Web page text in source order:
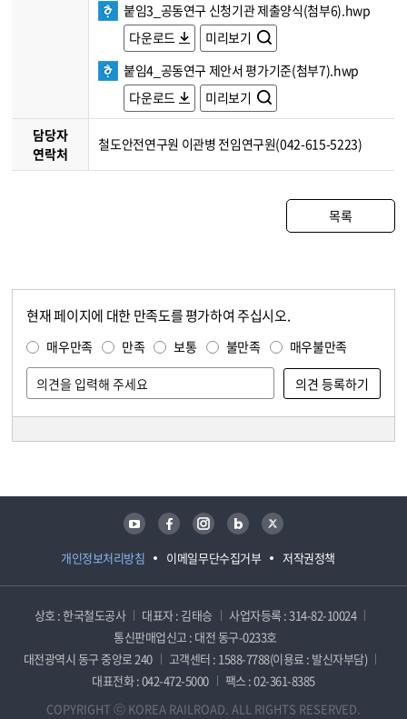
붙임3_공동연구 신청기관 제출양식(첨부6).hwp
다운로드
미리보기
붙임4_공동연구 제안서 평가기준(첨부7).hwp
다운로드
미리보기
담당자
연락처
철도안전연구원 이관병 전임연구원(042-615-5223)
목록
현재 페이지에 대한 만족도를 평가하여 주십시오.
매우만족 만족 보통 불만족 매우불만족
개인정보처리방침 이메일무단수집거부 저작권정책
유튜브 페이스북 인스타그램 블로그 트위터
상호 : 한국철도공사 대표자 : 김태승
사업자등록 : 314-82-10024
통신판매업신고 : 대전 동구-0233호
대전광역시 동구 중앙로 240
고객센터 : 1588-7788(이용료 : 발신자부담)
대표전화 : 042-472-5000
팩스 : 02-361-8385
COPYRIGHT ⓒ KOREA RAILROAD. ALL RIGHTS RESERVED.